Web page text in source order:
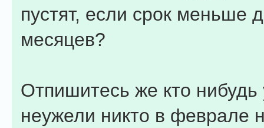
пустят, если срок меньше
месяцев?
Отпишитесь же кто нибудь
неужели никто в феврале